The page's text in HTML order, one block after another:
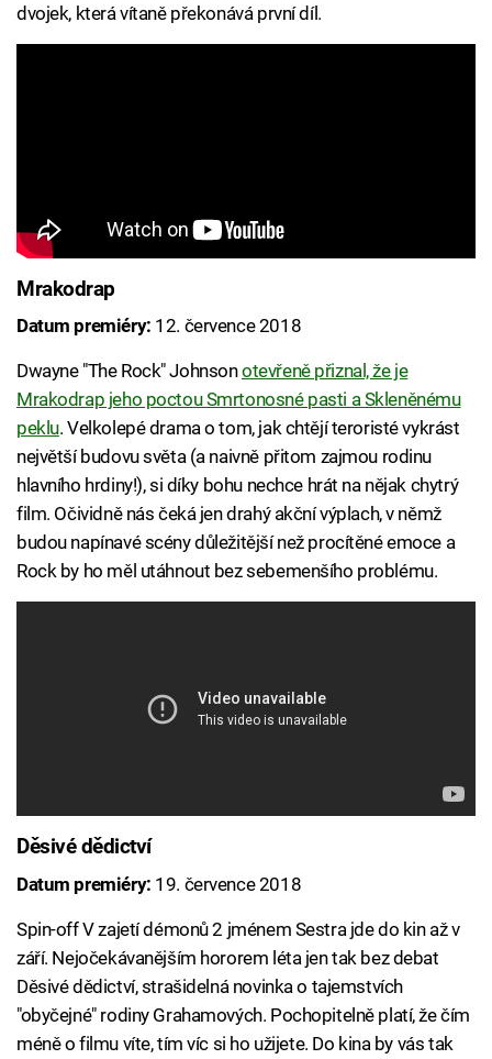
dvojek, která vítaně překonává první díl.
Mrakodrap
Datum premiéry: 12. července 2018
Dwayne "The Rock" Johnsonotevřeně přiznal, že je
Mrakodrap jeho poctou Smrtonosné pasti a Skleněnému
peklu. Velkolepé drama o tom, jak chtějí teroristé vykrást
největší budovu světa (a naivně přitom zajmou rodinu
hlavního hrdiny!), si díky bohu nechce hrát na nějak chytrý
film. Očividně nás čeká jen drahý akční výplach, v němž
budou napínavé scény důležitější než procítěné emoce a
Rock by ho měl utáhnout bez sebemenšího problému.
Děsivé dědictví
Datum premiéry: 19. července 2018
Spin-off V zajetí démonů 2 jménem Sestra jde do kin až v
září. Nejočekávanějším hororem léta jen tak bez debat
Děsivé dědictví, strašidelná novinka o tajemstvích
"obyčejné" rodiny Grahamových. Pochopitelně platí, že čím
méně o filmu víte, tím víc si ho užijete. Do kina by vás tak